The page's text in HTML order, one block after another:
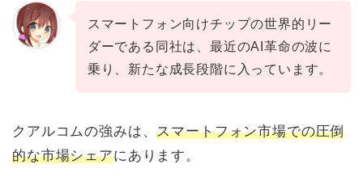
スマートフォン向けチップの世界的リー
ダーである同社は、最近のAI革命の波に
乗り、新たな成長段階に入っています。
クアルコムの強みは、スマートフォン市場での圧倒
的な市場シェアにあります。